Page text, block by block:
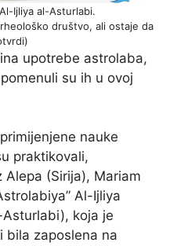
Ijliya al-Asturlabi.
društvo, ali ostaje da
upotrebe astrolaba,
su ih u ovoj
nauke
praktikovali,
(Sirija), Mariam
Al-Ijliya
Asturlabi), koja je
bila zaposlena na